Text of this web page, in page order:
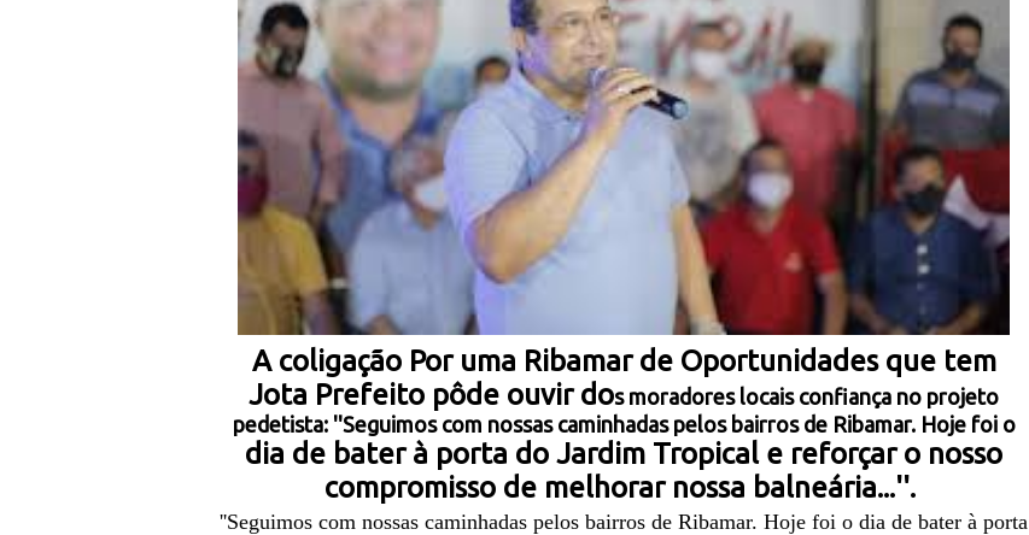
A coligação Por uma Ribamar de Oportunidades que tem
Jota Prefeito pôde ouvir dos moradores locais confiança no projeto
pedetista: ''Seguimos com nossas caminhadas pelos bairros de Ribamar. Hoje foi o
dia de bater à porta do Jardim Tropical e reforçar o nosso
compromisso de melhorar nossa balneária...''.
''Seguimos com nossas caminhadas pelos bairros de Ribamar. Hoje foi o dia de bater à porta